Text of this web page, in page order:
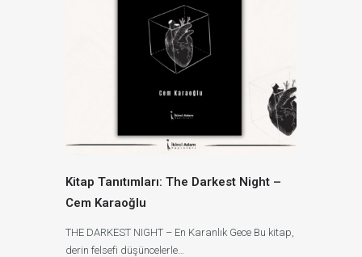
Kitap Tanıtımları: The Darkest Night –
Cem Karaoğlu
THE DARKEST NIGHT – En Karanlık Gece Bu kitap,
derin felsefi düşüncelerle…